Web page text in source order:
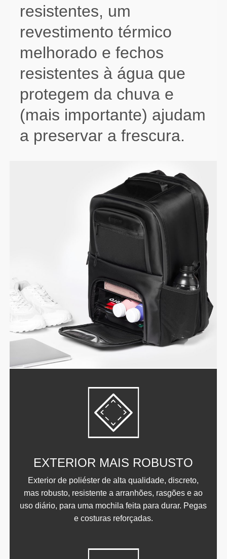
resistentes, um
revestimento térmico
melhorado e fechos
resistentes à água que
protegem da chuva e
(mais importante) ajudam
a preservar a frescura.
EXTERIOR MAIS ROBUSTO
Exterior de poliéster de alta qualidade, discreto,
mas robusto, resistente a arranhões, rasgões e ao
uso diário, para uma mochila feita para durar. Pegas
e costuras reforçadas.